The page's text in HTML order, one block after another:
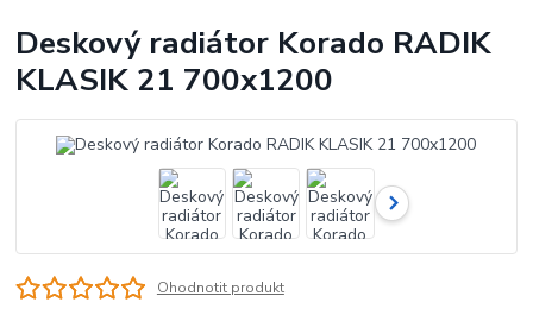
Deskový radiátor Korado RADIK
KLASIK 21 700x1200
Ohodnotit produkt